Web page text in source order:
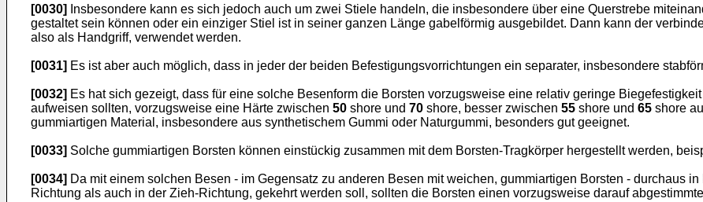
[0030]
Insbesondere kann es sich jedoch auch um zwei Stiele handeln, die insbesondere über eine Querstrebe
gestaltet sein können oder ein einziger Stiel ist in seiner ganzen Länge gabelförmig ausgebildet. Dann kann der
also als Handgriff, verwendet werden.
[0031] Es ist aber auch möglich, dass in jeder der beiden Befestigungsvorrichtungen ein separater, insbesondere
[0032] Es hat sich gezeigt, dass für eine solche Besenform die Borsten vorzugsweise eine relativ geringe
aufweisen sollten, vorzugsweise eine Härte zwischen 50 shore und 70 shore, besser zwischen 55 shore und 65 shore
gummiartigen Material, insbesondere aus synthetischem Gummi oder Naturgummi, besonders gut geeignet.
[0033] Solche gummiartigen Borsten können einstückig zusammen mit dem Borsten-Tragkörper hergestellt werden,
[0034] Da mit einem solchen Besen - im Gegensatz zu anderen Besen mit weichen, gummiartigen Borsten - durchaus
Richtung als auch in der Zieh-Richtung, gekehrt werden soll, sollten die Borsten einen vorzugsweise darauf